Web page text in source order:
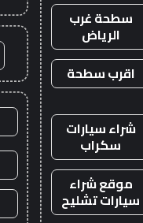
سطحة غرب
الرياض
اقرب سطحة
شراء سيارات
سكراب
موقع شراء
سيارات تشليح